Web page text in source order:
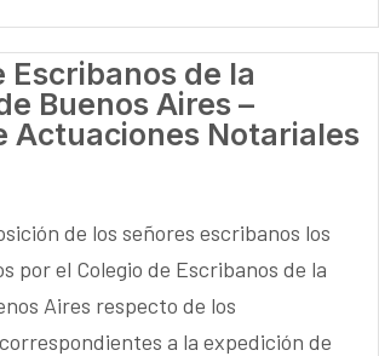
Escribanos de la
Buenos Aires –
Actuaciones Notariales
de los señores escribanos los
por el Colegio de Escribanos de la
Aires respecto de los
a la expedición de